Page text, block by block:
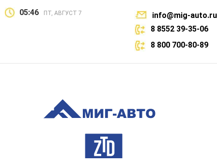
05:46 ПТ, АВГУСТ 7
info@mig-auto.ru
8 8552 39-35-06
8 800 700-80-89